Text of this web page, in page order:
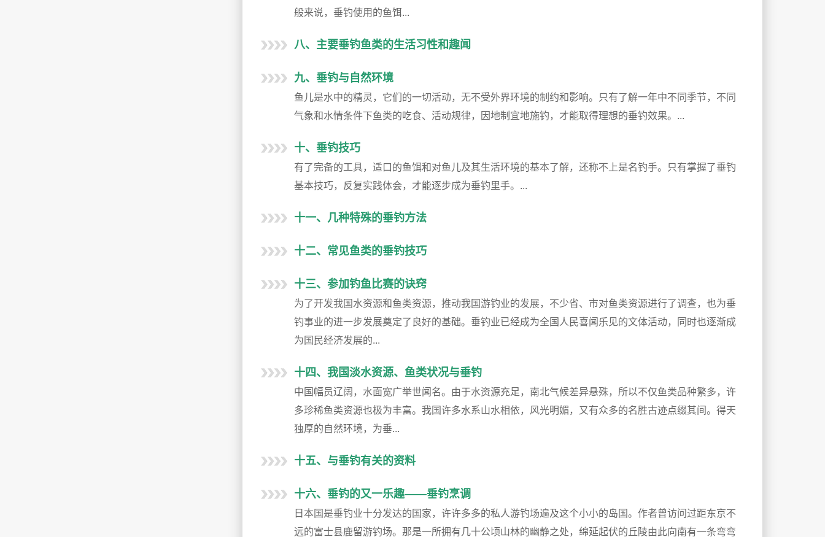
般来说，垂钓使用的鱼饵...
八、主要垂钓鱼类的生活习性和趣闻
九、垂钓与自然环境
鱼儿是水中的精灵，它们的一切活动，无不受外界环境的制约和影响。只有了解一年中不同季节，不同
气象和水情条件下鱼类的吃食、活动规律，因地制宜地施钓，才能取得理想的垂钓效果。...
十、垂钓技巧
有了完备的工具，适口的鱼饵和对鱼儿及其生活环境的基本了解，还称不上是名钓手。只有掌握了垂钓
基本技巧，反复实践体会，才能逐步成为垂钓里手。...
十一、几种特殊的垂钓方法
十二、常见鱼类的垂钓技巧
十三、参加钓鱼比赛的诀窍
为了开发我国水资源和鱼类资源，推动我国游钓业的发展，不少省、市对鱼类资源进行了调查，也为垂
钓事业的进一步发展奠定了良好的基础。垂钓业已经成为全国人民喜闻乐见的文体活动，同时也逐渐成
为国民经济发展的...
十四、我国淡水资源、鱼类状况与垂钓
中国幅员辽阔，水面宽广举世闻名。由于水资源充足，南北气候差异悬殊，所以不仅鱼类品种繁多，许
多珍稀鱼类资源也极为丰富。我国许多水系山水相依，风光明媚，又有众多的名胜古迹点缀其间。得天
独厚的自然环境，为垂...
十五、与垂钓有关的资料
十六、垂钓的又一乐趣——垂钓烹调
日本国是垂钓业十分发达的国家，许许多多的私人游钓场遍及这个小小的岛国。作者曾访问过距东京不
远的富士县鹿留游钓场。那是一所拥有几十公顷山林的幽静之处，绵延起伏的丘陵由此向南有一条弯弯